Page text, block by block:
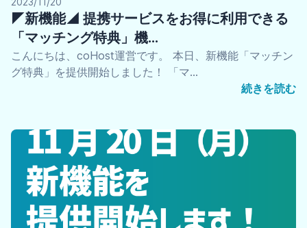
◤新機能◢ 提携サービスをお得に利用できる
「マッチング特典」機…
こんにちは、coHost運営です。 本日、新機能「マッチン
グ特典」を提供開始しました！ 「マ…
続きを読む